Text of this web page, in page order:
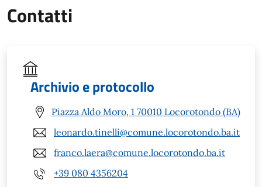
Contatti
Archivio e protocollo
Piazza Aldo Moro, 1 70010 Locorotondo (BA)
leonardo.tinelli@comune.locorotondo.ba.it
franco.laera@comune.locorotondo.ba.it
+39 080 4356204